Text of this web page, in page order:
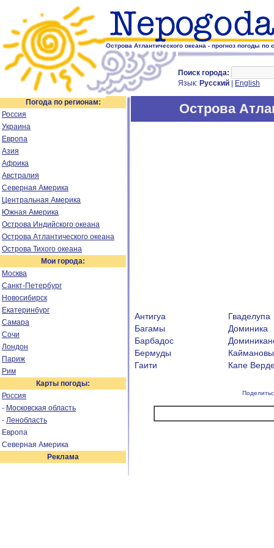
Острова Атлантического океана - прогноз погоды по
Поиск города:
Язык: Русский English
Погода по регионам:
Россия
Украина
Европа
Азия
Африка
Австралия
Северная Америка
Центральная Америка
Южная Америка
Острова Индийского океана
Острова Атлантического океана
Острова Тихого океана
Мои города:
Москва
Санкт-Петербург
Новосибирск
Екатеринбург
Самара
Сочи
Лондон
Париж
Рим
Карты погоды:
Россия
- Московская область
- Ленобласть
Европа
Северная Америка
Реклама
Острова
Антигуа
Багамы
Барбадос
Бермуды
Гаити
Гваделупа
Доминика
Капе